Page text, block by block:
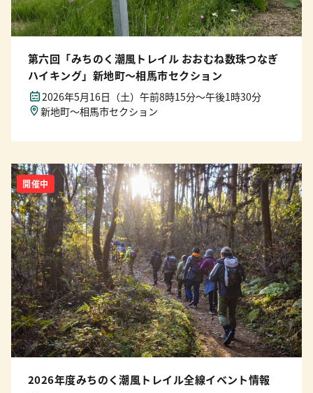
第六回「みちのく潮風トレイル おおむね数珠つなぎ
ハイキング」新地町〜相馬市セクション
2026年5月16日（土）午前8時15分〜午後1時30分
新地町〜相馬市セクション
開催中
2026年度みちのく潮風トレイル全線イベント情報